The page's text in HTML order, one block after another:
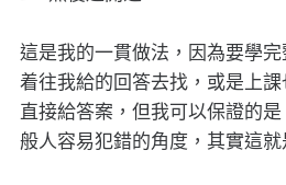
這是我的一貫做法，因為要學
着往我給的回答去找，或是上
直接給答案，但我可以保證的
般人容易犯錯的角度，其實這就